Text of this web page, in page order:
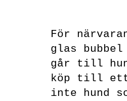
För
glas bubbel
går till
köp till ett
inte hund